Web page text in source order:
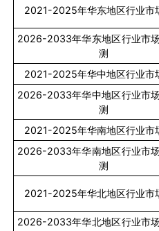
2021-2025年华东地区行业市
2026-2033年华东地区行业市
测
2021-2025年华中地区行业市
2026-2033年华中地区行业市
测
2021-2025年华南地区行业市
2026-2033年华南地区行业市
测
2021-2025年华北地区行业市
2026-2033年华北地区行业市